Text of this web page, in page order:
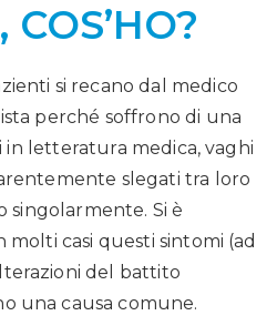
si recano dal medico
perché soffrono di una
in letteratura medica, vaghi
slegati tra loro
singolarmente. Si è
molti casi questi sintomi (ad
del battito
una causa comune.